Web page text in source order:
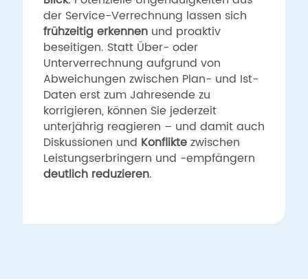
der Service-Verrechnung lassen sich
frühzeitig erkennen und proaktiv
beseitigen. Statt Über- oder
Unterverrechnung aufgrund von
Abweichungen zwischen Plan- und Ist-
Daten erst zum Jahresende zu
korrigieren, können Sie jederzeit
unterjährig reagieren – und damit auch
Diskussionen und Konflikte zwischen
Leistungserbringern und -empfängern
deutlich reduzieren.